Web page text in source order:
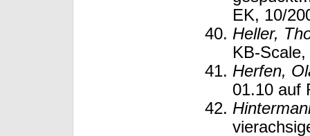
EK, 10/
Heller,
KB-
Herfen,
01.10 auf